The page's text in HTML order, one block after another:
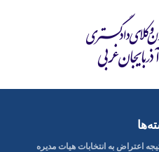
اعتراض به انتخابات هیات مدیره